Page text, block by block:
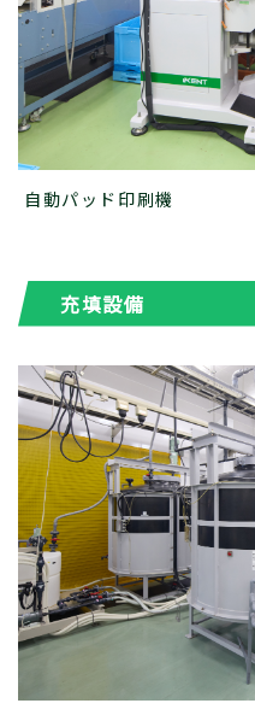
自動パッド印刷機
充填設備